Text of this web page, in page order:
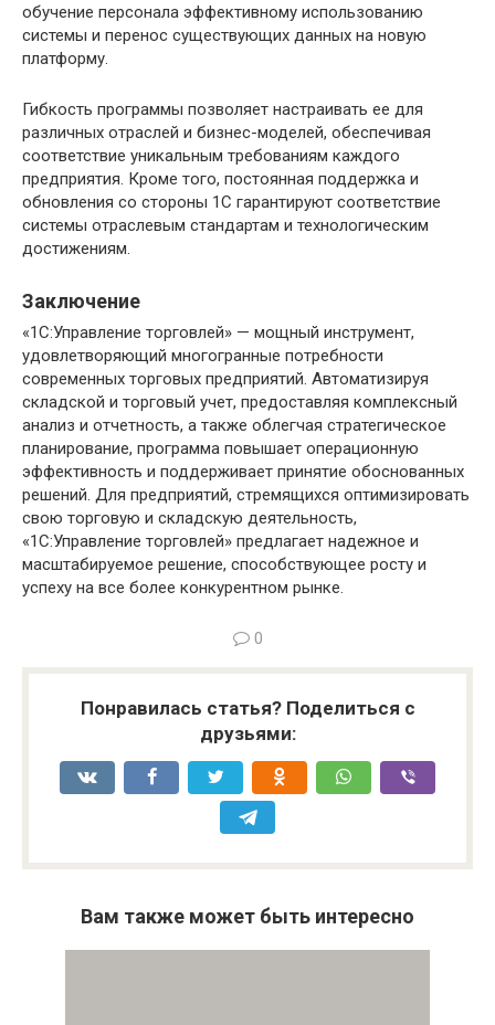
обучение персонала эффективному использованию
системы и перенос существующих данных на новую
платформу.
Гибкость программы позволяет настраивать ее для
различных отраслей и бизнес-моделей, обеспечивая
соответствие уникальным требованиям каждого
предприятия. Кроме того, постоянная поддержка и
обновления со стороны 1С гарантируют соответствие
системы отраслевым стандартам и технологическим
достижениям.
Заключение
«1С:Управление торговлей» — мощный инструмент,
удовлетворяющий многогранные потребности
современных торговых предприятий. Автоматизируя
складской и торговый учет, предоставляя комплексный
анализ и отчетность, а также облегчая стратегическое
планирование, программа повышает операционную
эффективность и поддерживает принятие обоснованных
решений. Для предприятий, стремящихся оптимизировать
свою торговую и складскую деятельность,
«1С:Управление торговлей» предлагает надежное и
масштабируемое решение, способствующее росту и
успеху на все более конкурентном рынке.
0
Понравилась статья? Поделиться с
друзьями:
Вам также может быть интересно